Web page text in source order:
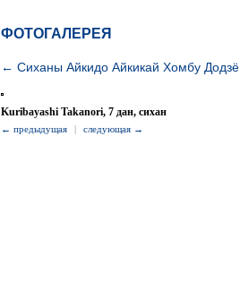
ФОТОГАЛЕРЕЯ
← Сиханы Айкидо Айкикай Хомбу Додзё
Kuribayashi Takanori, 7 дан, сихан
← предыдущая | следующая →